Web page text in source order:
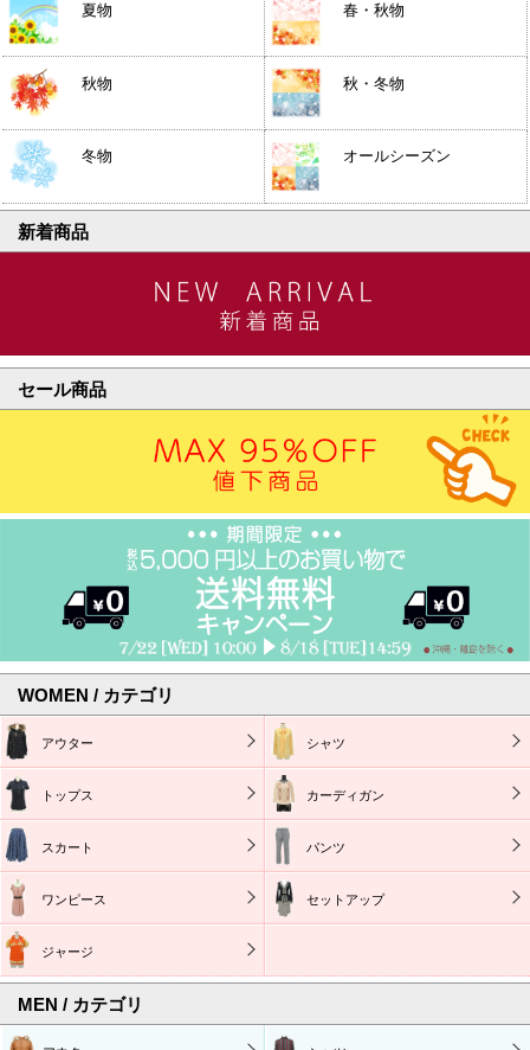
夏物 春・秋物
秋物 秋・冬物
冬物 オールシーズン
新着商品
セール商品
WOMEN / カテゴリ
アウター シャツ
トップス カーディガン
スカート パンツ
ワンピース セットアップ
ジャージ
MEN / カテゴリ